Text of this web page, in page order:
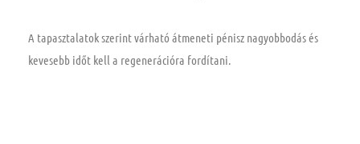
A tapasztalatok szerint várható átmeneti pénisz nagyobbodás és
kevesebb időt kell a regenerációra fordítani.